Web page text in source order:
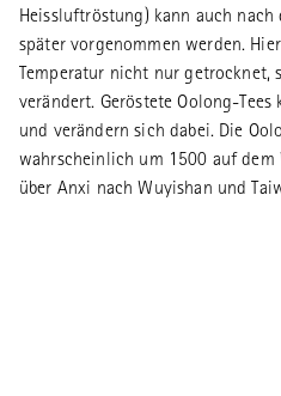
Heissluftröstung) kann auch nach
später vorgenommen werden.
Temperatur nicht nur getrocknet,
verändert. Geröstete Oolong-
und verändern sich dabei. Die
wahrscheinlich um 1500 auf
über Anxi nach Wuyishan und